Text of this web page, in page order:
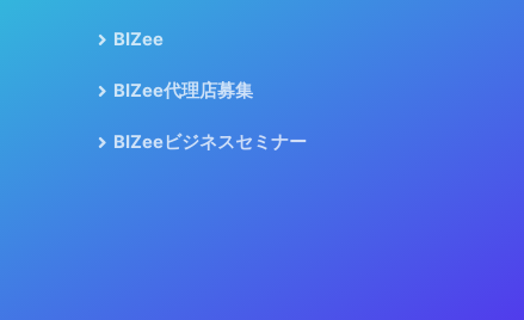
BIZee
BIZee代理店募集
BIZeeビジネスセミナー